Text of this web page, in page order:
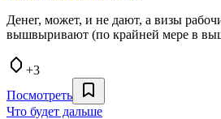
Денег, может, и не дают, а визы
вышвыривают (по крайней мере в
+3
Посмотреть
Что будет дальше